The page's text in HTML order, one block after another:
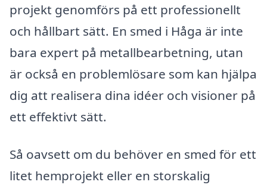
projekt genomförs på ett professionellt
och hållbart sätt. En smed i Håga är inte
bara expert på metallbearbetning, utan
är också en problemlösare som kan hjälpa
dig att realisera dina idéer och visioner på
ett effektivt sätt.
Så oavsett om du behöver en smed för ett
litet hemprojekt eller en storskalig